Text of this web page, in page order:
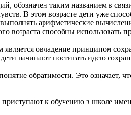
обозначен таким названием в
В этом возрасте дети уже
арифметические
возраста способны использовать
овладение принципом
начинают постигать идею
обратимости. Это означает,
к обучению в школе